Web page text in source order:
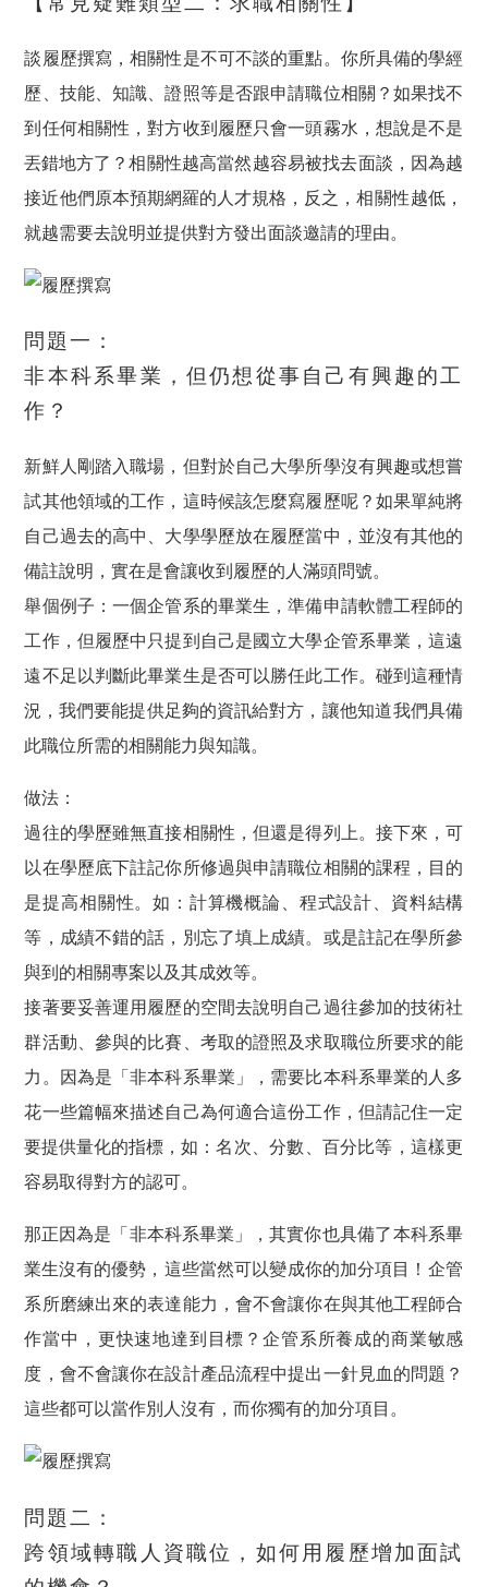
談履歷撰寫，相關性是不可不談的重點。你所具備的學經
歷、技能、知識、證照等是否跟申請職位相關？如果找不
到任何相關性，對方收到履歷只會一頭霧水，想說是不是
丟錯地方了？相關性越高當然越容易被找去面談，因為越
接近他們原本預期網羅的人才規格 ，反之，相關性越低，
就越需要去說明並提供對方發出面談邀請的理由。
問題一：
非本科系畢業，但仍想從事自己有興趣的工
作？​
新鮮人剛踏入職場，但對於自己大學所學沒有興趣或想嘗
試其他領域的工作，這時候該怎麼寫履歷呢？如果單純將
自己過去的高中、大學學歷放在履歷當中，並沒有其他的
備註說明，實在是會讓收到履歷的人滿頭問號。
舉個例子：一個企管系的畢業生，準備申請軟體工程師的
工作，但履歷中只提到自己是國立大學企管系畢業，這遠
遠不足以判斷此畢業生是否可以勝任此工作。碰到這種情
況，我們要能提供足夠的資訊給對方 ，讓他知道我們具備
此職位所需的相關能力與知識。
做法：
過往的學歷雖無直接相關性，但還是得列上。接下來，可
以在學歷底下註記你所修過與申請職位相關的課程，目的
是提高相關性。如：計算機概論、程式設計、資料結構
等，成績不錯的話，別忘了填上成績。或是註記在學所參
與到的相關專案以及其成效等。
接著要妥善運用履歷的空間去說明自己過往參加的技術社
群活動、參與的比賽、考取的證照及求取職位所要求的能
力。因為是「非本科系畢業」，需要比本科系畢業的人多
花一些篇幅來描述自己為何適合這份工作，但請記住一定
要提供量化的指標 ，如：名次、分數、百分比等，這樣更
容易取得對方的認可 。
那正因為是 「非本科系畢業」 ，其實你也具備了本科系畢
業生沒有的優勢 ，這些當然可以變成你的加分項目
！企管
系所磨練出來的表達能力，會不會讓你在與其他工程師合
作當中，更快速地達到目標？企管系所養成的商業敏感
度，會不會讓你在設計產品流程中提出一針見血的問題？
這些都可以當作別人沒有，而你獨有的加分項目。
問題二：
跨領域轉職人資職位，如何用履歷增加面試